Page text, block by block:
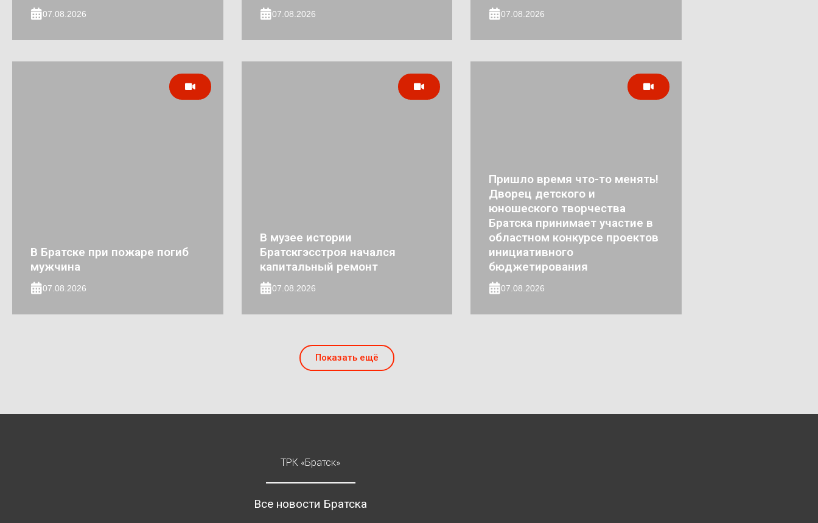
07.08.2026 07.08.2026 07.08.2026
В Братске при пожаре погиб
мужчина
07.08.2026
В музее истории
Братскгэсстроя начался
капитальный ремонт
07.08.2026
Пришло время что-то менять!
Дворец детского и
юношеского творчества
Братска принимает участие в
областном конкурсе проектов
инициативного
бюджетирования
07.08.2026
Показать ещё
ТРК «Братск»
Все новости Братска